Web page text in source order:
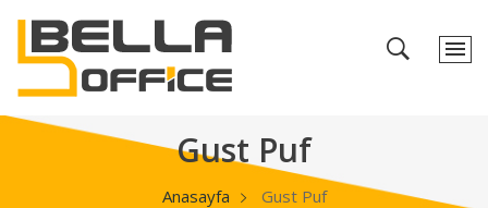
Gust Puf
Anasayfa Gust Puf